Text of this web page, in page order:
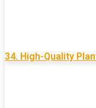
34. High-Quality